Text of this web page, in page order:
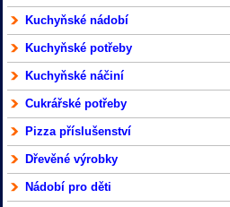
Kuchyňské nádobí
Kuchyňské potřeby
Kuchyňské náčiní
Cukrářské potřeby
Pizza příslušenství
Dřevěné výrobky
Nádobí pro děti